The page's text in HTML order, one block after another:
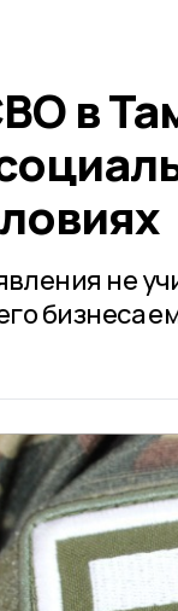
в
не
бизнеса